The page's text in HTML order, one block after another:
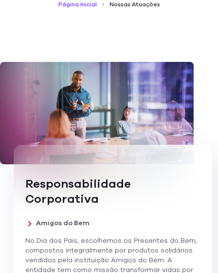
Página Inicial Nossas Atuações
Responsabilidade
Corporativa
Amigos do Bem
No Dia dos Pais, escolhemos os Presentes do Bem,
compostos integralmente por produtos solidários
vendidos pela instituição Amigos do Bem. A
entidade tem como missão transformar vidas por